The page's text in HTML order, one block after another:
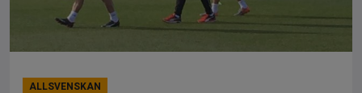
ALLSVENSKAN